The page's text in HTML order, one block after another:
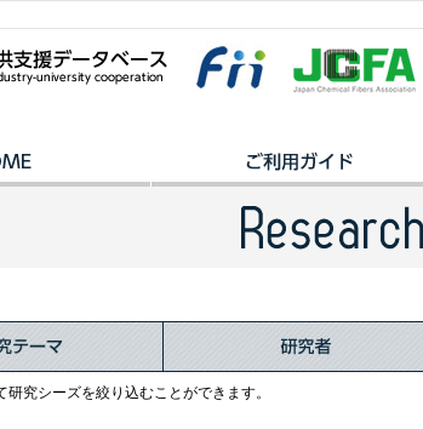
研究シーズを絞り込むことができます。